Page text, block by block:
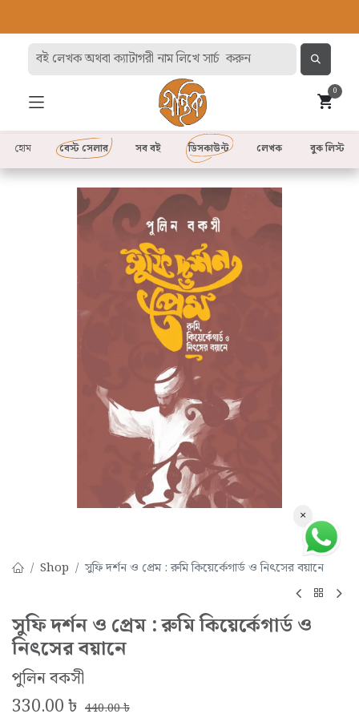
0
হোম বেস্ট সেলার সব বই লেখক
ডিসকাউন্ট বুক লিস্ট
Shop সুফি দর্শন ও প্রেম : রুমি কিয়ের্কেগার্ড ও নিৎসের বয়ানে
সুফি দর্শন ও প্রেম : রুমি কিয়ের্কেগার্ড ও
নিৎসের বয়ানে
পুলিন বকসী
330.00৳ 440.00৳
×